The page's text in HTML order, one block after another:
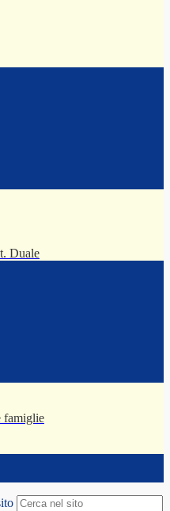
Duale
famiglie